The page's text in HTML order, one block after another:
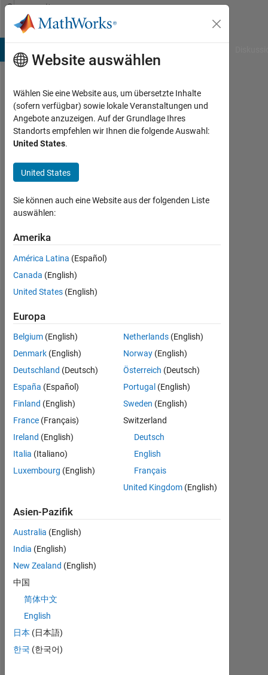
Weiter zum Inhalt
Community
Profile
William
Aktiv
seit
2023
Followers:
Following:
Follow
Please
login
endorse
this
person
a
skill
No
Endorsements
received
Website auswählen
Wählen Sie eine Website aus, um übersetzte Inhalte
(sofern verfügbar) sowie lokale Veranstaltungen und
Angebote anzuzeigen. Auf der Grundlage Ihres
Standorts empfehlen wir Ihnen die folgende Auswahl:
United States.
United States
Sie können auch eine Website aus der folgenden Liste
auswählen:
Amerika
América Latina (Español)
Canada (English)
United States (English)
Europa
Belgium (English)
Denmark (English)
Deutschland (Deutsch)
España (Español)
Finland (English)
France (Français)
Ireland (English)
Italia (Italiano)
Luxembourg (English)
Netherlands (English)
Norway (English)
Österreich (Deutsch)
Portugal (English)
Sweden (English)
Switzerland
Deutsch
English
Français
United Kingdom (English)
Asien-Pazifik
Australia (English)
India (English)
New Zealand (English)
中国
简体中文
English
日本 (日本語)
한국 (한국어)